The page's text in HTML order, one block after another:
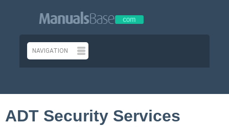
ADT Security Services